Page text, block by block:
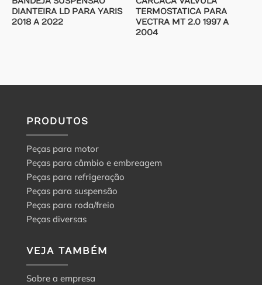
DIANTEIRA LD PARA YARIS
2018 A 2022
TERMOSTATICA PARA
VECTRA MT 2.0 1997 A
2004
PRODUTOS
Peças para motor
Peças para câmbio e embreagem
Peças para refrigeração
Peças para suspensão
Peças para roda/freio
Peças diversas
VEJA TAMBÉM
Sobre a empresa